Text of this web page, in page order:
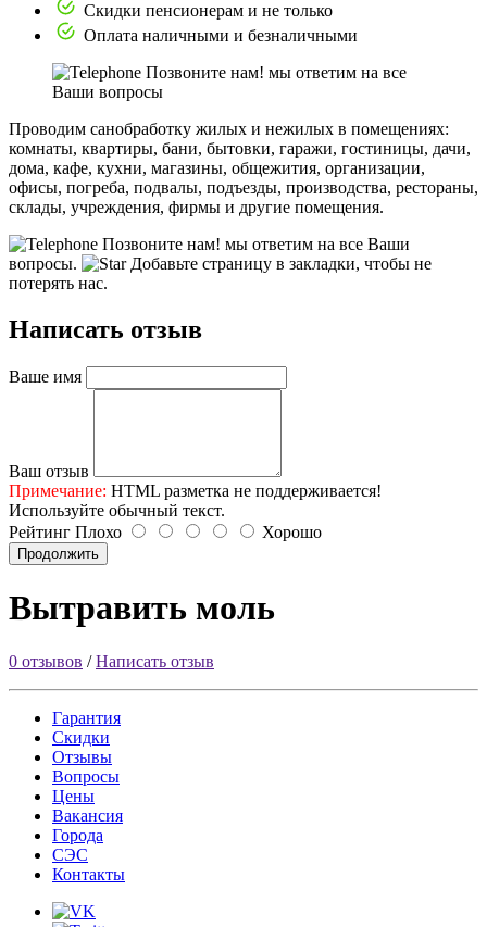
Скидки пенсионерам и не только
Оплата наличными и безналичными
Позвоните нам! мы ответим на все
Ваши вопросы
Проводим санобработку жилых и нежилых в помещениях:
комнаты, квартиры, бани, бытовки, гаражи, гостиницы, дачи,
дома, кафе, кухни, магазины, общежития, организации,
офисы, погреба, подвалы, подъезды, производства, рестораны,
склады, учреждения, фирмы и другие помещения.
Позвоните нам! мы ответим на все Ваши
вопросы.
Добавьте страницу в закладки, чтобы не
потерять нас.
Написать отзыв
Ваше имя
Ваш отзыв
Примечание: HTML разметка не поддерживается!
Используйте обычный текст.
Рейтинг Плохо Хорошо
Продолжить
Вытравить моль
0 отзывов /Написать отзыв
Гарантия
Скидки
Отзывы
Вопросы
Цены
Вакансия
Города
СЭС
Контакты